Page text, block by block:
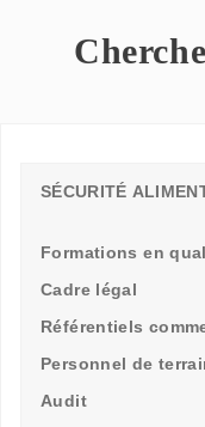
SÉCURITÉ
Formations en
Cadre légal
Référentiels
Personnel de
Audit